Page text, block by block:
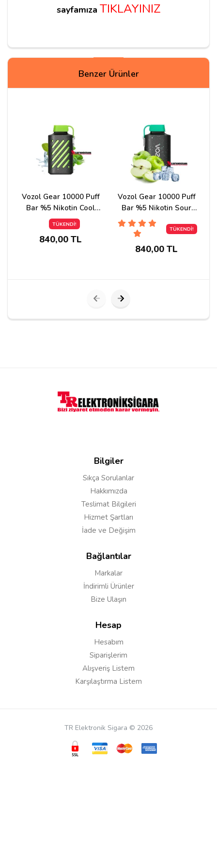
sayfamıza TIKLAYINIZ
Yorum Yapın
Yorumunuz*
Benzer Ürünler
Vozol Gear 10000 Puff
Bar %5 Nikotin Cool
Mint
TÜKENDİ!
840,00 TL
Vozol Gear 10000 Puff
Bar %5 Nikotin Sour
Apple İce
TÜKENDİ!
840,00 TL
Bilgiler
Sıkça Sorulanlar
Hakkımızda
Teslimat Bilgileri
Hizmet Şartları
İade ve Değişim
Bağlantılar
Markalar
İndirimli Ürünler
Bize Ulaşın
Hesap
Hesabım
Siparişlerim
Alışveriş Listem
Karşılaştırma Listem
TR Elektronik Sigara © 2026